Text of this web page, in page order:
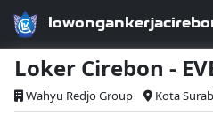
Loker Cirebon -
Wahyu Redjo Group Kota